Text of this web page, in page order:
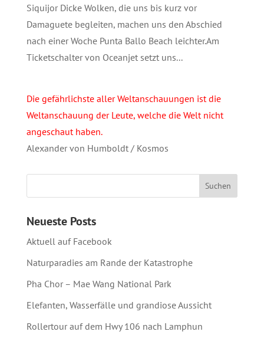
Siquijor Dicke Wolken, die uns bis kurz vor
Damaguete begleiten, machen uns den Abschied
nach einer Woche Punta Ballo Beach leichter.Am
Ticketschalter von Oceanjet setzt uns...
Die gefährlichste aller Weltanschauungen ist die
Weltanschauung der Leute, welche die Welt nicht
angeschaut haben.
Alexander von Humboldt / Kosmos
Neueste Posts
Aktuell auf Facebook
Naturparadies am Rande der Katastrophe
Pha Chor – Mae Wang National Park
Elefanten, Wasserfälle und grandiose Aussicht
Rollertour auf dem Hwy 106 nach Lamphun